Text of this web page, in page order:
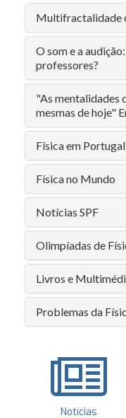
Multifractalidade
O som e a
professores?
"As mentalidades
mesmas de hoje"
Física em Portugal
Física no Mundo
Notícias SPF
Olimpíadas de
Livros e
Problemas da
Notícias